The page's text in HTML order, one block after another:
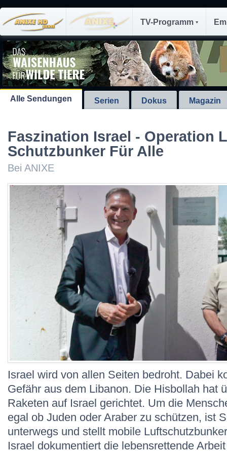
TV-Programm
Alle Sendungen Serien Dokus Magazin
Faszination Israel - Operation
Schutzbunker Für Alle
Bei ANIXE
Israel wird von allen Seiten bedroht. Dabei
Gefähr aus dem Libanon. Die Hisbollah hat
Raketen auf Israel gerichtet. Um die
egal ob Juden oder Araber zu schützen, ist
unterwegs und stellt mobile
Israel dokumentiert die lebensrettende